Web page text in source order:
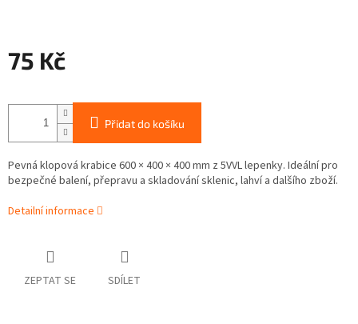
75 Kč
cena:
Přidat do košíku
Pevná klopová krabice 600 × 400 × 400 mm z 5VVL lepenky. Ideální pro
bezpečné balení, přepravu a skladování sklenic, lahví a dalšího zboží.
Detailní informace
ZEPTAT SE SDÍLET